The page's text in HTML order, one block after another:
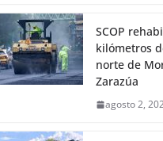
SCOP
kilómetros
norte de
Zarazúa
agosto 2,